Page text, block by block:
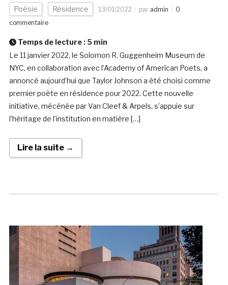
Poésie Résidence 13/01/2022 par admin
0
commentaire
Temps de lecture : 5 min
Le 11 janvier 2022, le Solomon R. Guggenheim Museum de
NYC, en collaboration avec l’Academy of American Poets, a
annoncé aujourd’hui que Taylor Johnson a été choisi comme
premier poète en résidence pour 2022. Cette nouvelle
initiative, mécénée par Van Cleef & Arpels, s’appuie sur
l’héritage de l’institution en matière […]
Lire la suite →